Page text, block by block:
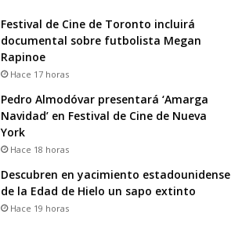
Festival de Cine de Toronto incluirá
documental sobre futbolista Megan
Rapinoe
Hace 17 horas
Pedro Almodóvar presentará ‘Amarga
Navidad’ en Festival de Cine de Nueva
York
Hace 18 horas
Descubren en yacimiento estadounidense
de la Edad de Hielo un sapo extinto
Hace 19 horas